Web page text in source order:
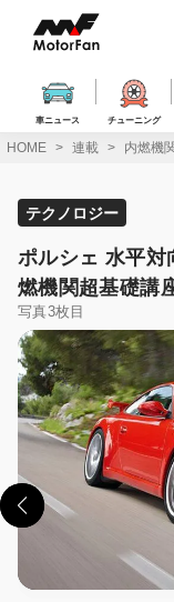
ス
車ニュース チューニング
HOME 連載 内燃機
テクノロジー
ポルシェ 水平対
燃機関超基礎講
写真3枚目